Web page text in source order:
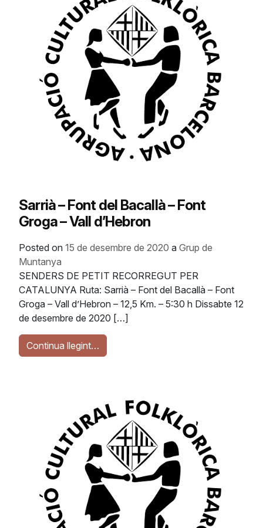
Sarrià – Font del Bacallà – Font
Groga – Vall d’Hebron
Posted on 15 de desembre de 2020 a Grup de
Muntanya
SENDERS DE PETIT RECORREGUT PER
CATALUNYA Ruta: Sarrià – Font del Bacallà – Font
Groga – Vall d’Hebron – 12,5 Km. – 5:30 h Dissabte 12
de desembre de 2020 […]
Continua llegint…